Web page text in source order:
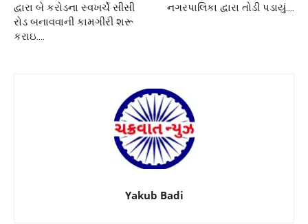
દ્વારા બે કરોડના સ્વખર્ચે સીસી
રોડ બનાવવાની કામગીરી શરૂ
કરાઇ….
નગરપાલિકા દ્વારા તોડી પડાયું….
Yakub Badi